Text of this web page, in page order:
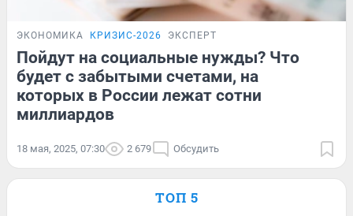
ЭКОНОМИКА КРИЗИС-2026 ЭКСПЕРТ
Пойдут на социальные нужды? Что
будет с забытыми счетами, на
которых в России лежат сотни
миллиардов
18 мая, 2025, 07:30 2 679 Обсудить
ТОП 5